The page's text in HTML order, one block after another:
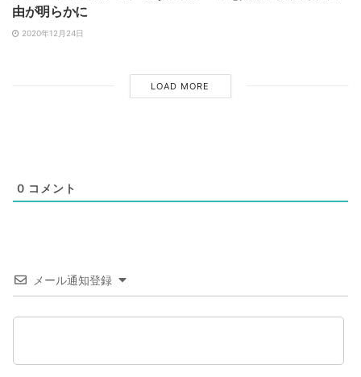
由が明らかに
2020年12月24日
LOAD MORE
メール通知登録
0 コメント